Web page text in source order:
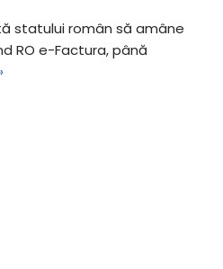
statului român să amâne
RO e-Factura, până